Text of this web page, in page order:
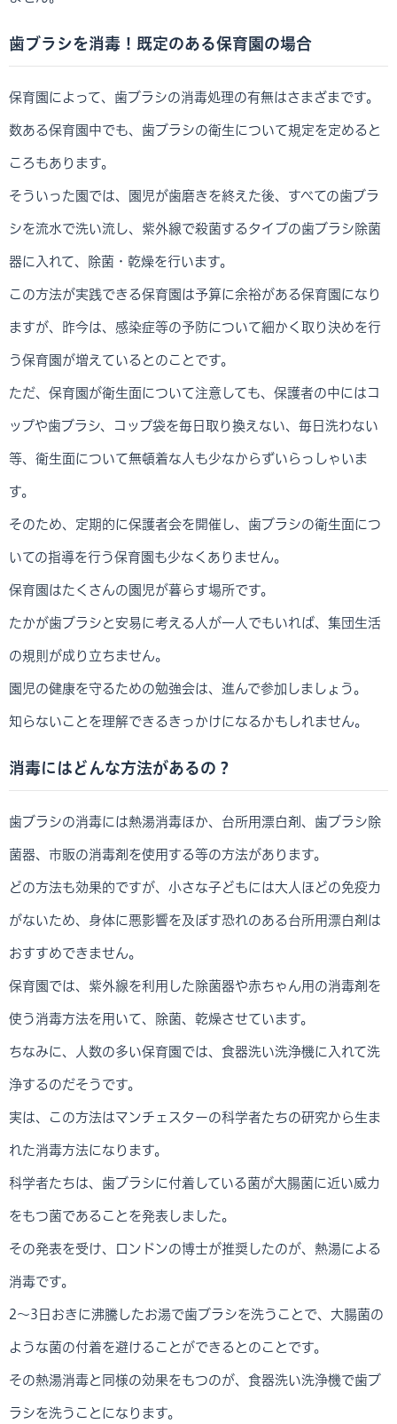
歯ブラシを消毒！既定のある保育園の場合
保育園によって、歯ブラシの消毒処理の有無はさまざまです。
数ある保育園中でも、歯ブラシの衛生について規定を定めると
ころもあります。
そういった園では、園児が歯磨きを終えた後、すべての歯ブラ
シを流水で洗い流し、紫外線で殺菌するタイプの歯ブラシ除菌
器に入れて、除菌・乾燥を行います。
この方法が実践できる保育園は予算に余裕がある保育園になり
ますが、昨今は、感染症等の予防について細かく取り決めを行
う保育園が増えているとのことです。
ただ、保育園が衛生面について注意しても、保護者の中にはコ
ップや歯ブラシ、コップ袋を毎日取り換えない、毎日洗わない
等、衛生面について無頓着な人も少なからずいらっしゃいま
す。
そのため、定期的に保護者会を開催し、歯ブラシの衛生面につ
いての指導を行う保育園も少なくありません。
保育園はたくさんの園児が暮らす場所です。
たかが歯ブラシと安易に考える人が一人でもいれば、集団生活
の規則が成り立ちません。
園児の健康を守るための勉強会は、進んで参加しましょう。
知らないことを理解できるきっかけになるかもしれません。
消毒にはどんな方法があるの？
歯ブラシの消毒には熱湯消毒ほか、台所用漂白剤、歯ブラシ除
菌器、市販の消毒剤を使用する等の方法があります。
どの方法も効果的ですが、小さな子どもには大人ほどの免疫力
がないため、身体に悪影響を及ぼす恐れのある台所用漂白剤は
おすすめできません。
保育園では、紫外線を利用した除菌器や赤ちゃん用の消毒剤を
使う消毒方法を用いて、除菌、乾燥させています。
ちなみに、人数の多い保育園では、食器洗い洗浄機に入れて洗
浄するのだそうです。
実は、この方法はマンチェスターの科学者たちの研究から生ま
れた消毒方法になります。
科学者たちは、歯ブラシに付着している菌が大腸菌に近い威力
をもつ菌であることを発表しました。
その発表を受け、ロンドンの博士が推奨したのが、熱湯による
消毒です。
2～3日おきに沸騰したお湯で歯ブラシを洗うことで、大腸菌の
ような菌の付着を避けることができるとのことです。
その熱湯消毒と同様の効果をもつのが、食器洗い洗浄機で歯ブ
ラシを洗うことになります。